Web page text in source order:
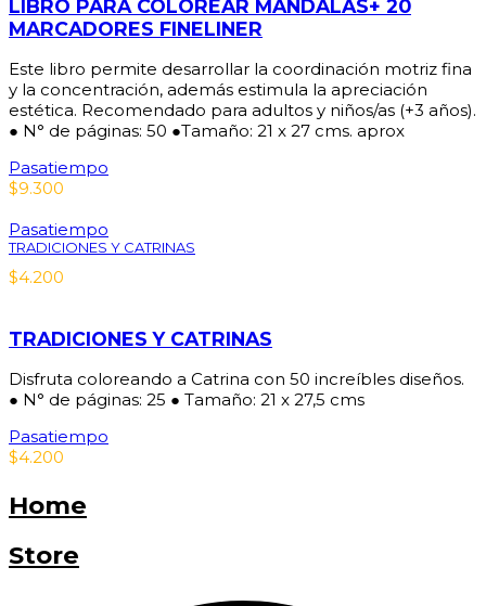
LIBRO PARA COLOREAR MANDALAS+ 20
MARCADORES FINELINER
Este libro permite desarrollar la coordinación motriz fina
y la concentración, además estimula la apreciación
estética. Recomendado para adultos y niños/as (+3 años).
● N° de páginas: 50 ●Tamaño: 21 x 27 cms. aprox
Pasatiempo
$9.300
Pasatiempo
TRADICIONES Y CATRINAS
$4.200
TRADICIONES Y CATRINAS
Disfruta coloreando a Catrina con 50 increíbles diseños.
● N° de páginas: 25 ● Tamaño: 21 x 27,5 cms
Pasatiempo
$4.200
Home
Store